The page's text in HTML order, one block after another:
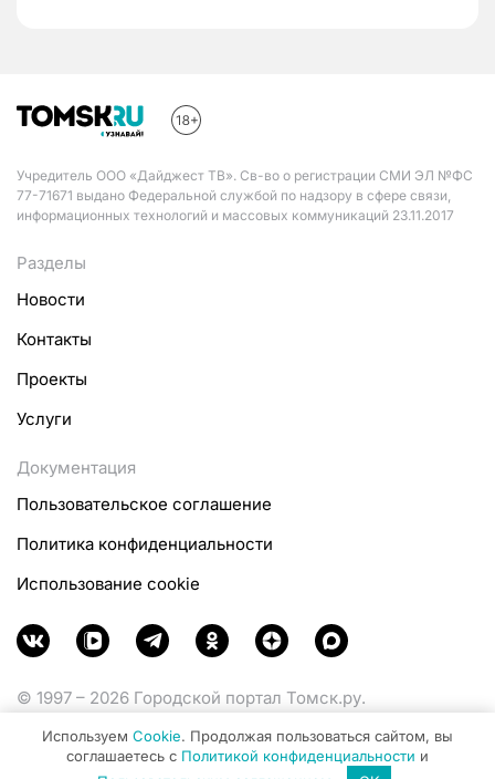
Учредитель ООО «Дайджест ТВ». Св-во о регистрации СМИ ЭЛ №ФС
77-71671 выдано Федеральной службой по надзору в сфере связи,
информационных технологий и массовых коммуникаций 23.11.2017
Разделы
Новости
Контакты
Проекты
Услуги
Документация
Пользовательское соглашение
Политика конфиденциальности
Использование cookie
© 1997 – 2026 Городской портал Томск.ру.
Министерства цифрового развития, связи и массовых
коммуникаций Российской Федерации.
Используем Cookie. Продолжая пользоваться сайтом, вы
соглашаетесь с Политикой конфиденциальности и